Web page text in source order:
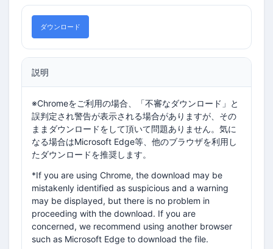
ダウンロード
説明
※Chromeをご利用の場合、「不審なダウンロード」と
誤判定され警告が表示される場合がありますが、その
ままダウンロードをして頂いて問題ありません。気に
なる場合はMicrosoft Edge等、他のブラウザを利用し
たダウンロードを推奨します。
*If you are using Chrome, the download may be
mistakenly identified as suspicious and a warning
may be displayed, but there is no problem in
proceeding with the download. If you are
concerned, we recommend using another browser
such as Microsoft Edge to download the file.